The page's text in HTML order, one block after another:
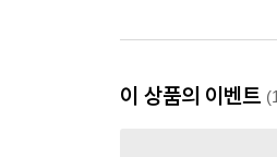
이 상품의 이벤트